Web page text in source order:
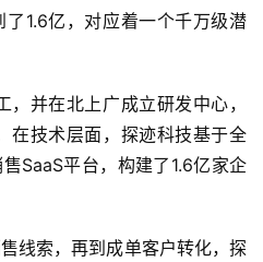
1.6亿，对应着一个千万级潜
并在北上广成立研发中心，
在技术层面，探迹科技基于全
SaaS平台，构建了1.6亿家企
线索，再到成单客户转化，探